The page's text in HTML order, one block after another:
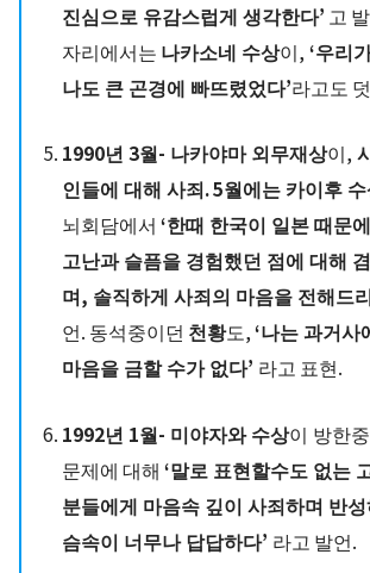
진심으로 유감스럽게 생각한다’ 고
자리에서는 나카소네 수상이, ‘우리
나도 큰 곤경에 빠뜨렸었다’라고도
1990년 3월- 나카야마 외무재상이,
인들에 대해 사죄.5월에는 카이후
뇌회담에서‘한때 한국이 일본 때문
고난과 슬픔을 경험했던 점에 대해
며, 솔직하게 사죄의 마음을 전해드
언. 동석중이던 천황도,‘나는 과거사
마음을 금할 수가 없다’ 라고 표현.
1992년 1월- 미야자와 수상이 방한
문제에 대해‘말로 표현할수도 없는
분들에게 마음속 깊이 사죄하며 반
슴속이 너무나 답답하다’ 라고 발언.